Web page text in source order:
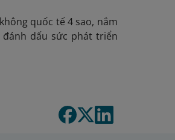
quốc tế 4 sao, nắm
dấu sức phát triển